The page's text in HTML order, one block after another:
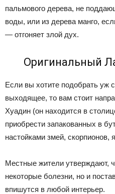
пальмового дерева, не
воды, или из дерева манго,
— отгоняет злой дух.
Оригинальный
Если вы хотите подобрать уж
выходящее, то вам стоит
Хуадин (он находится в
приобрести запакованных в
настойками змей, скорпионов,
Местные жители утверждают,
некоторые болезни, но и
впишутся в любой интерьер.